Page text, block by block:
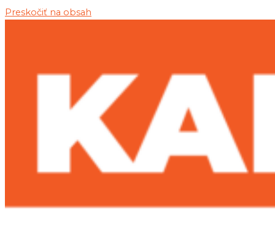
Preskočiť na obsah